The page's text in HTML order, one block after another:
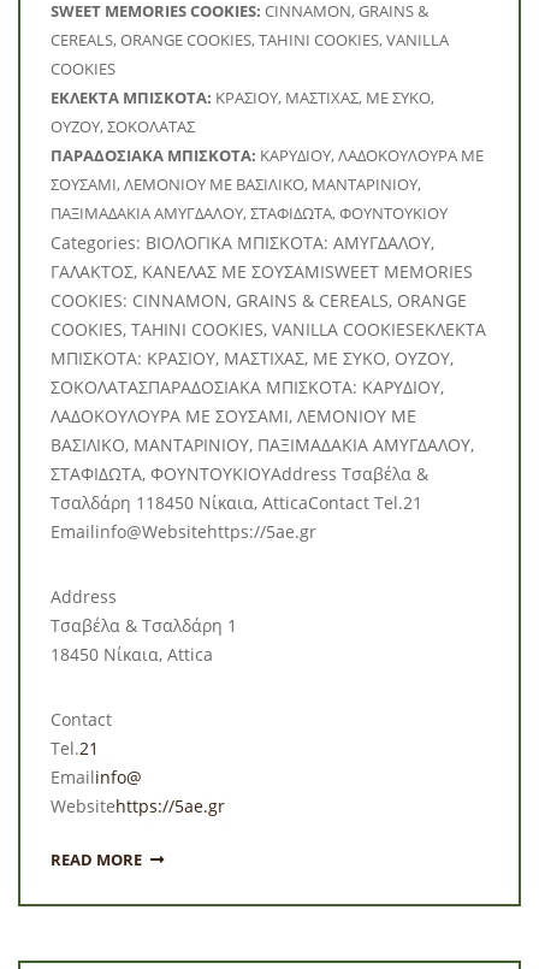
SWEET MEMORIES COOKIES: CINNAMON, GRAINS &
CEREALS, ORANGE COOKIES, TAHINI COOKIES, VANILLA
COOKIES
ΕΚΛΕΚΤΑ ΜΠΙΣΚΟΤΑ: ΚΡΑΣΙΟΥ, ΜΑΣΤΙΧΑΣ, ΜΕ ΣΥΚΟ,
ΟΥΖΟΥ, ΣΟΚΟΛΑΤΑΣ
ΠΑΡΑΔΟΣΙΑΚΑ ΜΠΙΣΚΟΤΑ: ΚΑΡΥΔΙΟΥ, ΛΑΔΟΚΟΥΛΟΥΡΑ ΜΕ
ΣΟΥΣΑΜΙ, ΛΕΜΟΝΙΟΥ ΜΕ ΒΑΣΙΛΙΚΟ, ΜΑΝΤΑΡΙΝΙΟΥ,
ΠΑΞΙΜΑΔΑΚΙΑ ΑΜΥΓΔΑΛΟΥ, ΣΤΑΦΙΔΩΤΑ, ΦΟΥΝΤΟΥΚΙΟΥ
Categories: BΙΟΛΟΓΙΚΑ ΜΠΙΣΚΟΤΑ: ΑΜΥΓΔΑΛΟΥ,
ΓΑΛΑΚΤΟΣ, ΚΑΝΕΛΑΣ ΜΕ ΣΟΥΣΑΜΙSWEET MEMORIES
COOKIES: CINNAMON, GRAINS & CEREALS, ORANGE
COOKIES, TAHINI COOKIES, VANILLA COOKIESΕΚΛΕΚΤΑ
ΜΠΙΣΚΟΤΑ: ΚΡΑΣΙΟΥ, ΜΑΣΤΙΧΑΣ, ΜΕ ΣΥΚΟ, ΟΥΖΟΥ,
ΣΟΚΟΛΑΤΑΣΠΑΡΑΔΟΣΙΑΚΑ ΜΠΙΣΚΟΤΑ: ΚΑΡΥΔΙΟΥ,
ΛΑΔΟΚΟΥΛΟΥΡΑ ΜΕ ΣΟΥΣΑΜΙ, ΛΕΜΟΝΙΟΥ ΜΕ
ΒΑΣΙΛΙΚΟ, ΜΑΝΤΑΡΙΝΙΟΥ, ΠΑΞΙΜΑΔΑΚΙΑ ΑΜΥΓΔΑΛΟΥ,
ΣΤΑΦΙΔΩΤΑ, ΦΟΥΝΤΟΥΚΙΟΥAddress Τσαβέλα &
Τσαλδάρη 118450 Νίκαια, AtticaContact Tel.21
Emailinfo@Websitehttps://5ae.gr
Address
Τσαβέλα & Τσαλδάρη 1
18450 Νίκαια, Attica
Contact
Tel.21
Emailinfo@
Websitehttps://5ae.gr
READ MORE